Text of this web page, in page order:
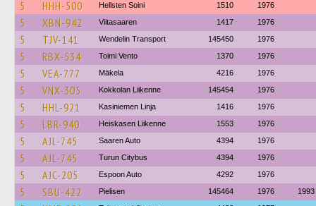
5 HHH-500 Hellsten Soini 1510 1976
5 XBN-942 Viitasaaren 1417 1976
5 TJV-141 Wendelin Transport 145450 1976
5 RBX-534 Toimi Vento 1370 1976
5 VEA-777 Mäkela 4216 1976
5 VNX-305 Kokkolan Liikenne 145454 1976
5 HHL-921 Kasiniemen Linja 1416 1976
5 LBR-940 Heiskasen Liikenne 1553 1976
5 AJL-745 Saaren Auto 4394 1976
5 AJL-745 Turun Citybus 4394 1976
5 AJC-205 Espoon Auto 4292 1976
5 SBU-422 Pielisen 145464 1976 1993